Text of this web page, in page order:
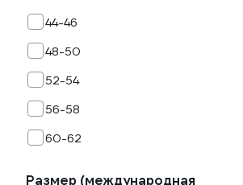
44-46
48-50
52-54
56-58
60-62
Размер (международная